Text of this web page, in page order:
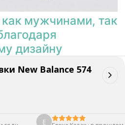
мужчинами, так
дизайну
New Balance 574
Е